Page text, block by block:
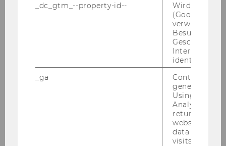
_dc_gtm_--property-id--
Wird von
(Google Tag
verwendet,
Besucher
Geschlecht
Interessen zu
identifizieren.
_ga
Contains a
generated
Using this
Analytics can
returning
website and
data from
visits.